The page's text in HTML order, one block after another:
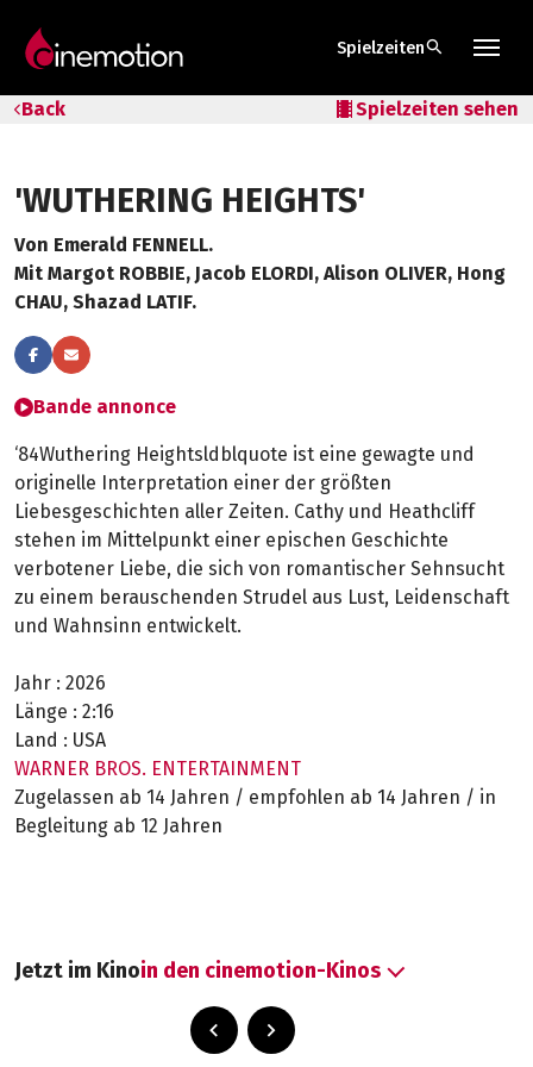
Spielzeitensearch
Back local_movies Spielzeiten sehen
'WUTHERING HEIGHTS'
Von Emerald FENNELL.
Mit Margot ROBBIE, Jacob ELORDI, Alison OLIVER, Hong
CHAU, Shazad LATIF.
Bande annonce
‘84Wuthering Heightsldblquote ist eine gewagte und
originelle Interpretation einer der größten
Liebesgeschichten aller Zeiten. Cathy und Heathcliff
stehen im Mittelpunkt einer epischen Geschichte
verbotener Liebe, die sich von romantischer Sehnsucht
zu einem berauschenden Strudel aus Lust, Leidenschaft
und Wahnsinn entwickelt.
Jahr : 2026
Länge : 2:16
Land : USA
WARNER BROS. ENTERTAINMENT
Zugelassen ab 14 Jahren / empfohlen ab 14 Jahren / in
Begleitung ab 12 Jahren
Jetzt im Kinoin den cinemotion-Kinos
Geschenk-Gutschein
Tipps